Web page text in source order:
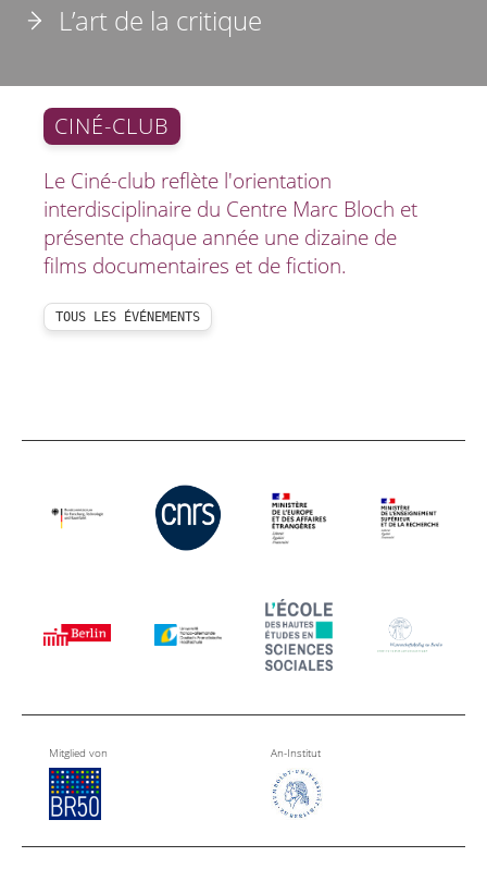
L’art de la critique
CINÉ-CLUB
Le Ciné-club reflète l'orientation
interdisciplinaire du Centre Marc Bloch et
présente chaque année une dizaine de
films documentaires et de fiction.
TOUS LES ÉVÉNEMENTS
Mitglied von An-Institut